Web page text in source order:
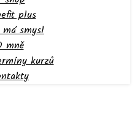
plus
má smysl
mně
kurzů